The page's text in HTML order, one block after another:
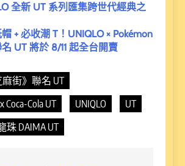
全新 UT 系列匯集跨世代經典之
+ 必收潮 T！UNIQLO × Pokémon
UT 將於 8/11 起全台開賣
麻街》聯名 UT
Coca-Cola UT
UNIQLO
UT
珠 DAIMA UT